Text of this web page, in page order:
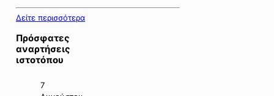
Δείτε περισσότερα
Πρόσφατες
αναρτήσεις
ιστοτόπου
7